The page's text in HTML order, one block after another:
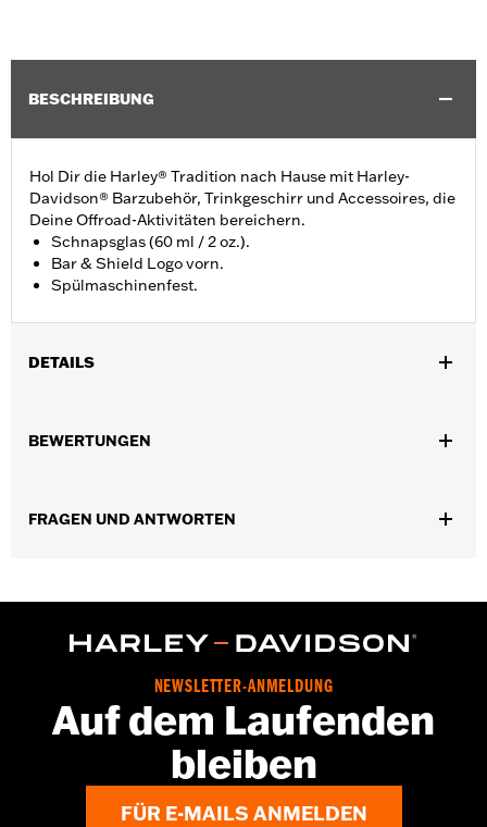
BESCHREIBUNG
Hol Dir die Harley® Tradition nach Hause mit Harley-
Davidson® Barzubehör, Trinkgeschirr und Accessoires, die
Deine Offroad-Aktivitäten bereichern.
Schnapsglas (60 ml / 2 oz.).
Bar & Shield Logo vorn.
Spülmaschinenfest.
DETAILS
Anbieter-Stilnummer:
BEWERTUNGEN
FRAGEN UND ANTWORTEN
NEWSLETTER-ANMELDUNG
Auf dem Laufenden
bleiben
FÜR E-MAILS ANMELDEN